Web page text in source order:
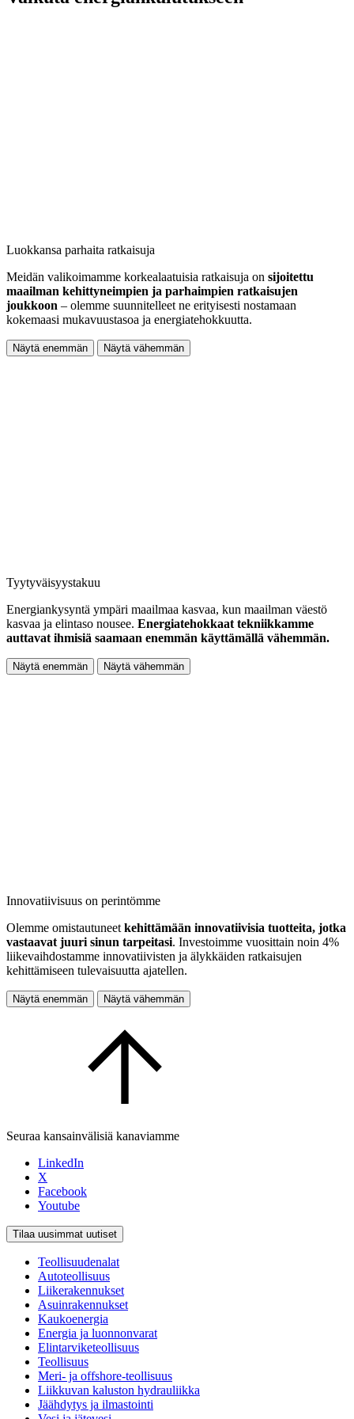
Luokkansa parhaita ratkaisuja
Meidän valikoimamme korkealaatuisia ratkaisuja on sijoitettu
maailman kehittyneimpien ja parhaimpien ratkaisujen
joukkoon – olemme suunnitelleet ne erityisesti nostamaan
kokemaasi mukavuustasoa ja energiatehokkuutta.
Näytä enemmän Näytä vähemmän
Tyytyväisyystakuu
Energiankysyntä ympäri maailmaa kasvaa, kun maailman väestö
kasvaa ja elintaso nousee. Energiatehokkaat tekniikkamme
auttavat ihmisiä saamaan enemmän käyttämällä vähemmän.
Näytä enemmän Näytä vähemmän
Innovatiivisuus on perintömme
Olemme omistautuneet kehittämään innovatiivisia tuotteita, jotka
vastaavat juuri sinun tarpeitasi. Investoimme vuosittain noin 4%
liikevaihdostamme innovatiivisten ja älykkäiden ratkaisujen
kehittämiseen tulevaisuutta ajatellen.
Näytä enemmän Näytä vähemmän
Seuraa kansainvälisiä kanaviamme
LinkedIn
X
Facebook
Youtube
Tilaa uusimmat uutiset
Teollisuudenalat
Autoteollisuus
Liikerakennukset
Asuinrakennukset
Kaukoenergia
Energia ja luonnonvarat
Elintarviketeollisuus
Teollisuus
Meri- ja offshore-teollisuus
Liikkuvan kaluston hydrauliikka
Jäähdytys ja ilmastointi